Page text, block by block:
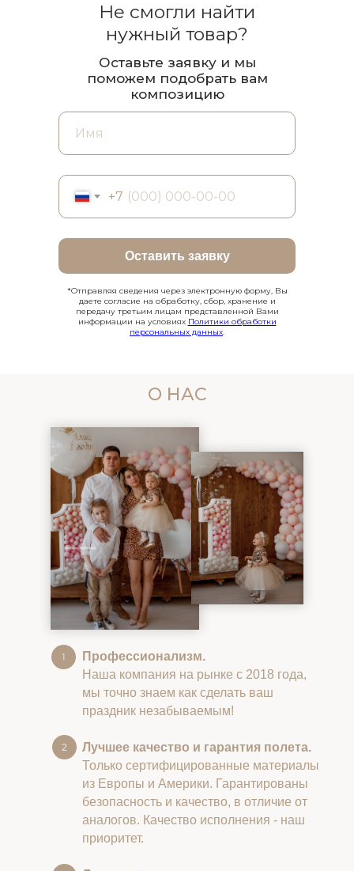
+7
Оставить заявку
Не смогли найти
нужный товар?
Оставьте заявку и мы
поможем подобрать вам
композицию
*Отправляя сведения через электронную форму, Вы
даете согласие на обработку, сбор, хранение и
передачу третьим лицам представленной Вами
информации на условиях Политики обработки
персональных данных.
О НАС
Профессионализм.
Наша компания на рынке с 2018 года,
мы точно знаем как сделать ваш
праздник незабываемым!
Лучшее качество и гарантия полета.
Только сертифицированные материалы
из Европы и Америки. Гарантированы
безопасность и качество, в отличие от
аналогов. Качество исполнения - наш
приоритет.